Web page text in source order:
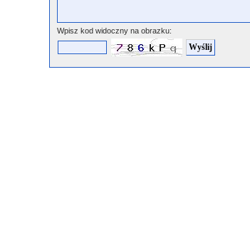
Wpisz kod widoczny na obrazku: